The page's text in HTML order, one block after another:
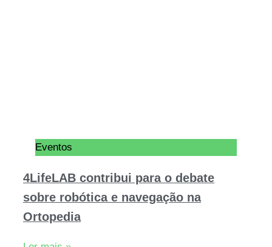
Eventos
4LifeLAB contribui para o debate
sobre robótica e navegação na
Ortopedia